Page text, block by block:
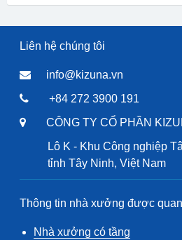
Liên hệ chúng tôi
info@kizuna.vn
+84 272 3900 191
CÔNG TY CỔ PHẦN
Lô K - Khu Công nghiệp
tỉnh Tây Ninh, Việt Nam
Thông tin nhà xưởng được
Nhà xưởng có tầng